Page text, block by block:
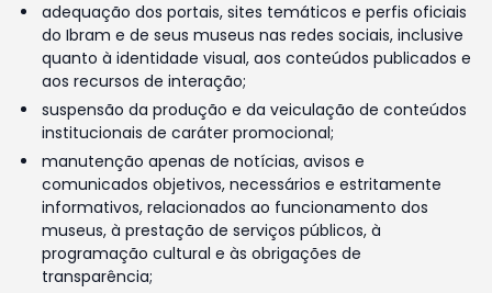
adequação dos portais, sites temáticos e perfis oficiais
do Ibram e de seus museus nas redes sociais, inclusive
quanto à identidade visual, aos conteúdos publicados e
aos recursos de interação;
suspensão da produção e da veiculação de conteúdos
institucionais de caráter promocional;
manutenção apenas de notícias, avisos e
comunicados objetivos, necessários e estritamente
informativos, relacionados ao funcionamento dos
museus, à prestação de serviços públicos, à
programação cultural e às obrigações de
transparência;